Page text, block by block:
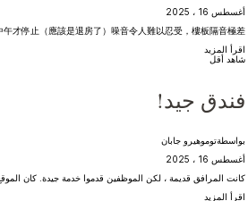
أغسطس 16 ، 2025
才停止（應該是退房了）噪音令人難以忍受，樓板隔音極差
اقرأ المزيد
شاهد أقل
فندق جيد!
بواسطةتوموهيرو جابان
أغسطس 16 ، 2025
كانت المرافق قديمة ، لكن الموظفين قدموا خدمة جيدة. كان الموقع
اقرأ المزيد